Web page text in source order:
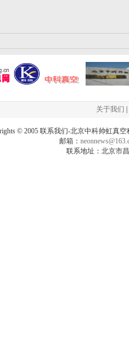
关于我们
© 2005 联系我们-北京中科帅虹真
邮箱：
联系地址：北京市